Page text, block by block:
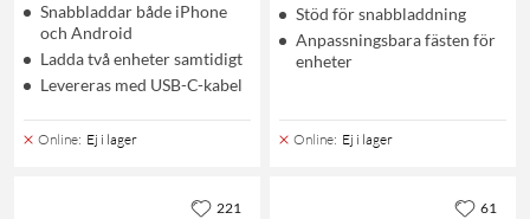
Snabbladdar både iPhone
och Android
Ladda två enheter samtidigt
Levereras med USB-C-kabel
Online: Ej i lager
Stöd för snabbladdning
Anpassningsbara fästen för
enheter
Online: Ej i lager
221 61